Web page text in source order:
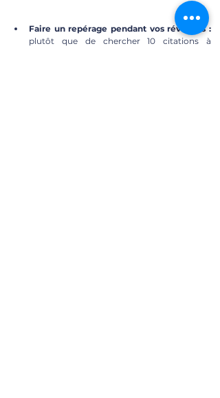
plutôt que de chercher 10 citations à